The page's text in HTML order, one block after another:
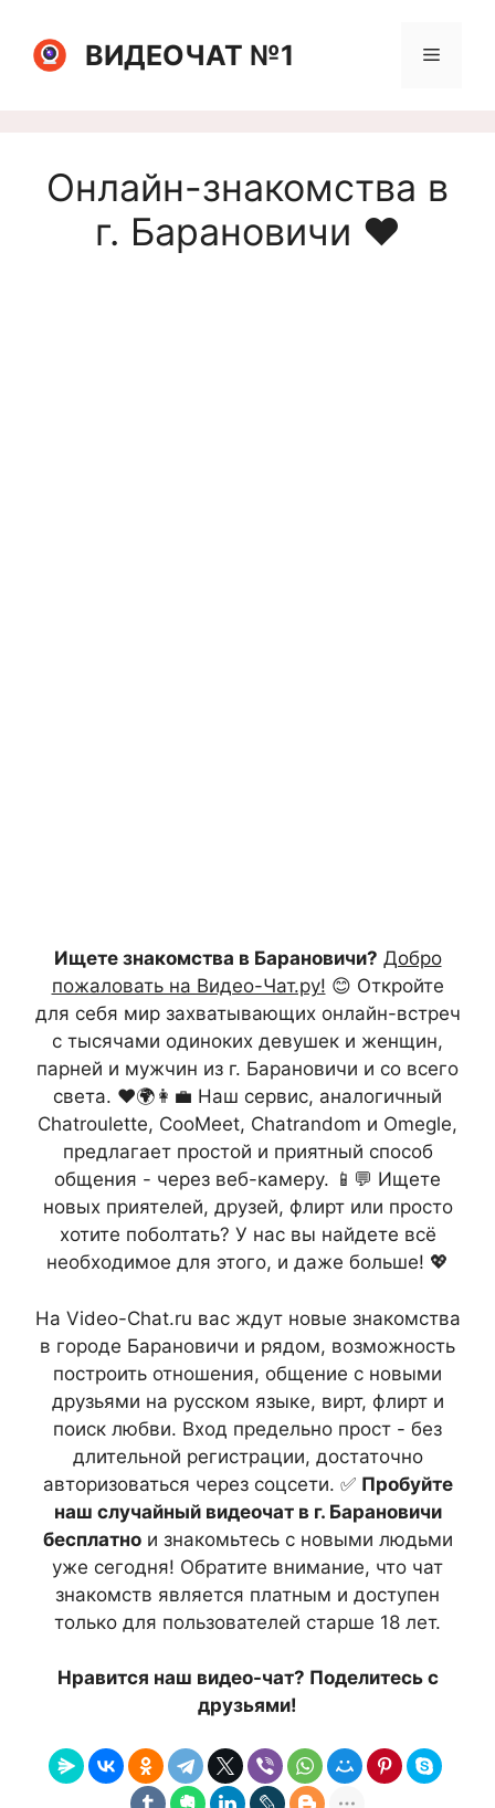
содержимомуВИДЕОЧАТ №1 Меню
Онлайн-знакомства в
г. Барановичи ❤️
Ищете знакомства в Барановичи? Добро
пожаловать на Видео-Чат.ру! 😊 Откройте
для себя мир захватывающих онлайн-встреч
с тысячами одиноких девушек и женщин,
парней и мужчин из г. Барановичи и со всего
света. ❤️🌍👩‍💼 Наш сервис, аналогичный
Chatroulette, CooMeet, Chatrandom и Omegle,
предлагает простой и приятный способ
общения - через веб-камеру. 📱💬 Ищете
новых приятелей, друзей, флирт или просто
хотите поболтать? У нас вы найдете всё
необходимое для этого, и даже больше! 💖
На Video-Chat.ru вас ждут новые знакомства
в городе Барановичи и рядом, возможность
построить отношения, общение с новыми
друзьями на русском языке, вирт, флирт и
поиск любви. Вход предельно прост - без
длительной регистрации, достаточно
авторизоваться через соцсети. ✅ Пробуйте
наш случайный видеочат в г. Барановичи
бесплатнои знакомьтесь с новыми людьми
уже сегодня! Обратите внимание, что чат
знакомств является платным и доступен
только для пользователей старше 18 лет.
Нравится наш видео-чат? Поделитесь с
друзьями!